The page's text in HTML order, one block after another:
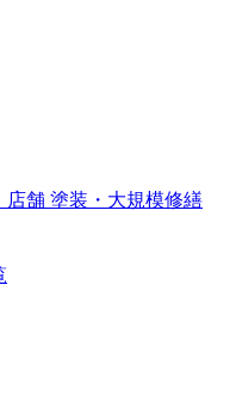
舗 塗装・大規模修繕